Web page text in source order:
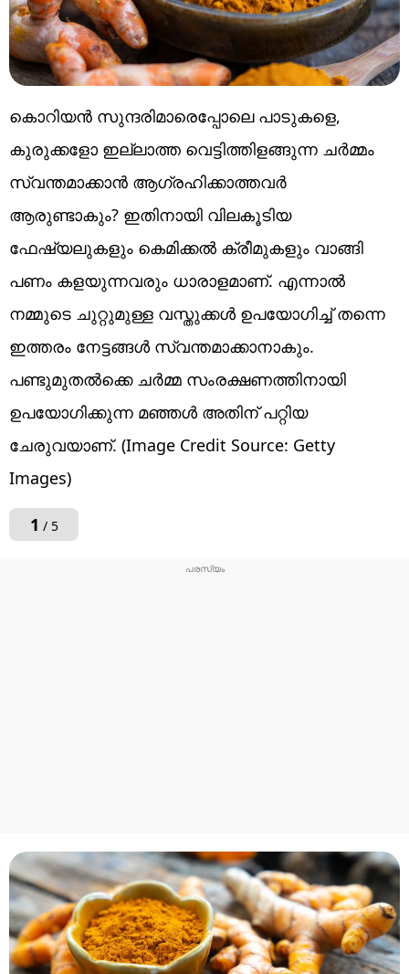
കൊറിയൻ സുന്ദരിമാരെപ്പോലെ പാടുകളെ,
കുരുക്കളോ ഇല്ലാത്ത വെട്ടിത്തിളങ്ങുന്ന ചർമ്മം
സ്വന്തമാക്കാൻ ആഗ്രഹിക്കാത്തവർ
ആരുണ്ടാകും? ഇതിനായി വിലകൂടിയ
ഫേഷ്യലുകളും കെമിക്കൽ ക്രീമുകളും വാങ്ങി
പണം കളയുന്നവരും ധാരാളമാണ്. എന്നാൽ
നമ്മുടെ ചുറ്റുമുള്ള വസ്തുക്കൾ ഉപയോ​ഗിച്ച് തന്നെ
ഇത്തരം നേട്ടങ്ങൾ സ്വന്തമാക്കാനാകും.
പണ്ടുമുതൽക്കെ ചർമ്മ സംരക്ഷണത്തിനായി
ഉപയോ​ഗിക്കുന്ന മഞ്ഞൾ അതിന് പറ്റിയ
ചേരുവയാണ്. (Image Credit Source: Getty
Images)
1 / 5